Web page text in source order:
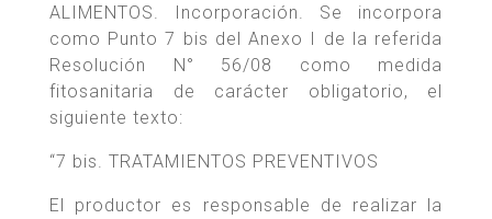
ALIMENTOS. Incorporación. Se incorpora
como Punto 7 bis del Anexo I de la referida
Resolución N° 56/08 como medida
fitosanitaria de carácter obligatorio, el
siguiente texto:
“7 bis. TRATAMIENTOS PREVENTIVOS
El productor es responsable de realizar la